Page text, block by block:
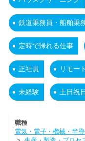
鉄道乗務員・船舶乗
定時で帰れる仕事
正社員 リモー
未経験 土日祝
職種
電気・電子・機械・半